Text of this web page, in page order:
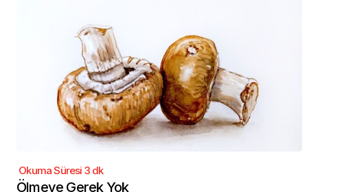
Ölmeye Gerek Yok